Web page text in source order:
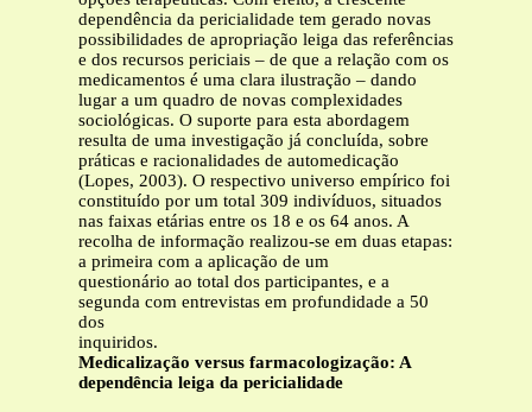
dependência da pericialidade tem gerado novas
possibilidades de apropriação leiga das referências
e dos recursos periciais – de que a relação com os
medicamentos é uma clara ilustração – dando
lugar a um quadro de novas complexidades
sociológicas. O suporte para esta abordagem
resulta de uma investigação já concluída, sobre
práticas e racionalidades de automedicação
(Lopes, 2003). O respectivo universo empírico foi
constituído por um total 309 indivíduos, situados
nas faixas etárias entre os 18 e os 64 anos. A
recolha de informação realizou-se em duas etapas:
a primeira com a aplicação de um
questionário ao total dos participantes, e a
segunda com entrevistas em profundidade a 50
dos
inquiridos.
Medicalização versus farmacologização: A
dependência leiga da pericialidade